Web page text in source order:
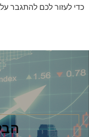
כדי לעזור לכם להתגבר על